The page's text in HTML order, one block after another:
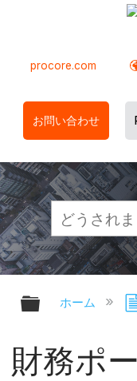
procore.com
お問い合わせ
グローバ
ホーム
財務ポ